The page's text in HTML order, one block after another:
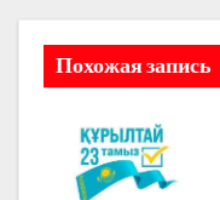
яПохожая запись